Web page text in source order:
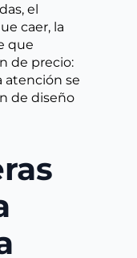
el
caer, la
que
de precio:
atención se
de diseño